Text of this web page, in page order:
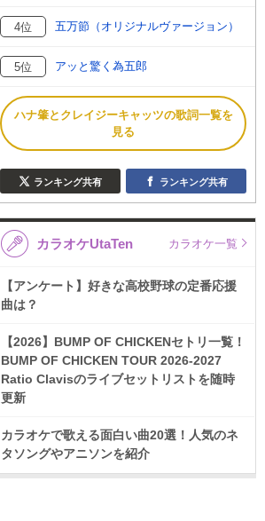
4位 五万節（オリジナルヴァージョン）
5位 アッと驚く為五郎
ハナ肇とクレイジーキャッツの歌詞一覧を
見る
ランキング共有 ランキング共有
カラオケUtaTen カラオケ一覧
【アンケート】好きな高校野球の定番応援
曲は？
【2026】BUMP OF CHICKENセトリ一覧！
BUMP OF CHICKEN TOUR 2026-2027
Ratio Clavisのライブセットリストを随時
更新
カラオケで歌える面白い曲20選！人気のネ
タソングやアニソンを紹介